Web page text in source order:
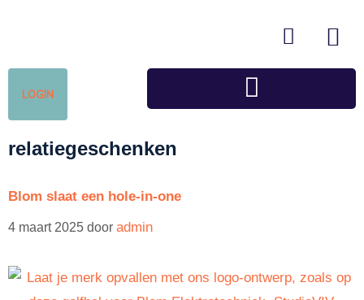
LOGIN
relatiegeschenken
Blom slaat een hole-in-one
4 maart 2025 door admin